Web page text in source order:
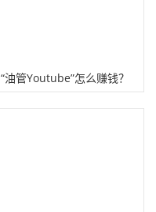
“油管Youtube”怎么赚钱？
美女短视频搬砖项目！